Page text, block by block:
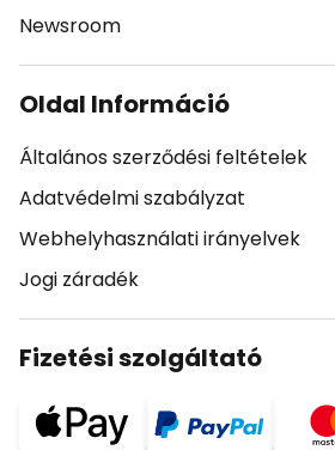
Newsroom
Oldal Információ
Általános szerződési feltételek
Adatvédelmi szabályzat
Webhelyhasználati irányelvek
Jogi záradék
Fizetési szolgáltató